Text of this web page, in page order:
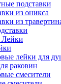
подставки
из оникса
из
лейки для
раковин
смесители